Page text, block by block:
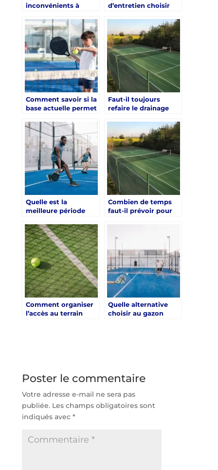
inconvénients à
gazon synthétique
pour une rénovation
court de tennis Aix-
en-Provence ?
d’entretien choisir
court de tennis Aix-
en-Provence ?
Comment savoir si la
base actuelle permet
de tennis Aix-en-
Provence sans
reconstruction ?
Faut-il toujours
refaire le drainage
court de tennis Aix-
en-Provence ?
Quelle est la
meilleure période
rénovation court de
tennis Aix-en-
Provence ?
Combien de temps
faut-il prévoir pour
Provence ?
Comment organiser
l’accès au terrain
Quelle alternative
choisir au gazon
Poster le commentaire
Votre adresse e-mail ne sera pas
publiée. Les champs obligatoires sont
indiqués avec *